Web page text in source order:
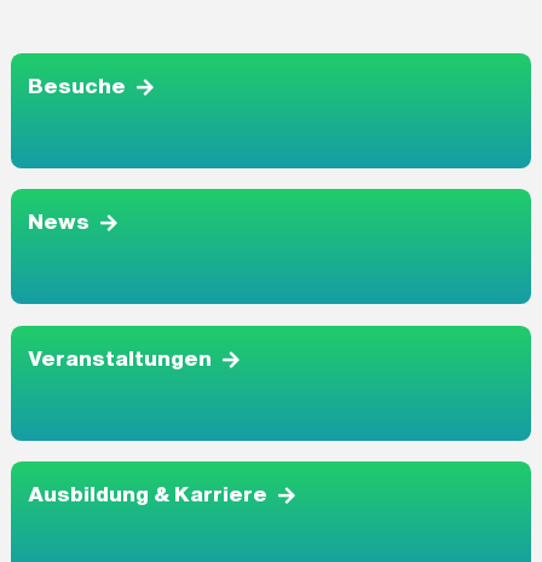
Besuche
News
Veranstaltungen
Ausbildung & Karriere